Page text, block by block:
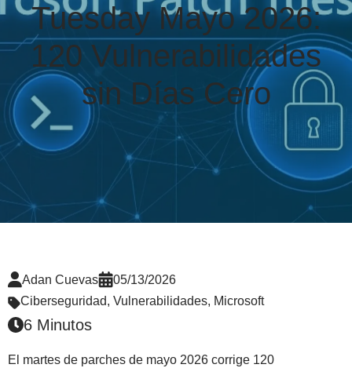
Tuesday Mayo 2026:
120 Vulnerabilidades
sin Días Cero
Adan Cuevas
05/13/2026
Ciberseguridad, Vulnerabilidades, Microsoft
6 Minutos
El martes de parches de mayo 2026 corrige 120